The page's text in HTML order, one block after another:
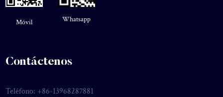
Móvil Whatsapp
Contáctenos
Teléfono: +86-13968287881